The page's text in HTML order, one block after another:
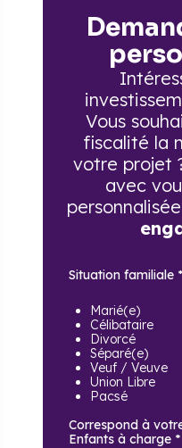
Vous
fiscalité la
votre projet
avec
personnalisée
Situation familiale *
Marié(e)
Célibataire
Divorcé
Séparé(e)
Veuf / Veuve
Union Libre
Pacsé
Correspond à
Enfants à charge *